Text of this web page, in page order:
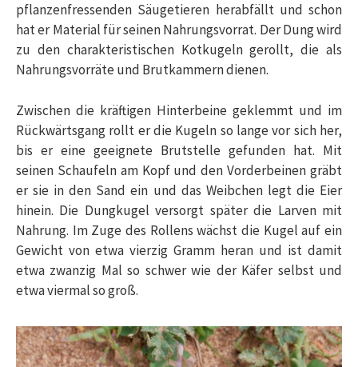
pflanzenfressenden Säugetieren herabfällt und schon
hat er Material für seinen Nahrungsvorrat. Der Dung wird
zu den charakteristischen Kotkugeln gerollt, die als
Nahrungsvorräte und Brutkammern dienen.
Zwischen die kräftigen Hinterbeine geklemmt und im
Rückwärtsgang rollt er die Kugeln so lange vor sich her,
bis er eine geeignete Brutstelle gefunden hat. Mit
seinen Schaufeln am Kopf und den Vorderbeinen gräbt
er sie in den Sand ein und das Weibchen legt die Eier
hinein. Die Dungkugel versorgt später die Larven mit
Nahrung. Im Zuge des Rollens wächst die Kugel auf ein
Gewicht von etwa vierzig Gramm heran und ist damit
etwa zwanzig Mal so schwer wie der Käfer selbst und
etwa viermal so groß.